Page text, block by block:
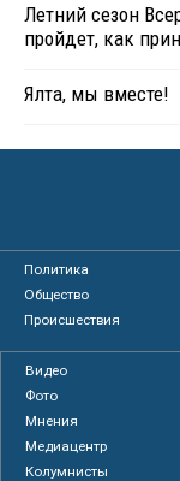
Летний сезон
пройдет, как
Ялта, мы вместе!
Политика
Общество
Происшествия
Видео
Фото
Мнения
Медиацентр
Колумнисты